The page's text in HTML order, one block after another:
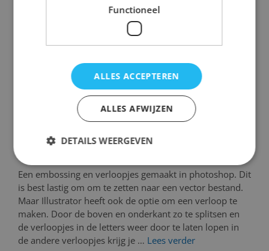
Een embossing en verloopjes gemaakt in photoshop. Dit
is best lastig om om te zetten naar een vector bestand.
Maar Illustrator heeft ook de optie om een verloop te
maken. Door de boven en onderkant zo te splitsen en
de verloopjes in de letters weer door te laten lopen in
de andere verloopjes krijg je … Lees verder
Functioneel
ALLES ACCEPTEREN
ALLES AFWIJZEN
DETAILS WEERGEVEN